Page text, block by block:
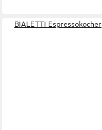
BIALETTI Espressokocher